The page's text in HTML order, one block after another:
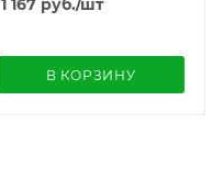
В КОРЗИНУ